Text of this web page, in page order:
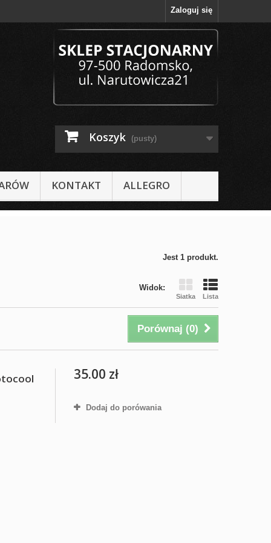
Zaloguj się
Koszyk (pusty)
KONTAKT ALLEGRO
Jest 1 produkt.
Widok:
Siatka Lista
Porównaj (0)
35.00 zł
Dodaj do porówania